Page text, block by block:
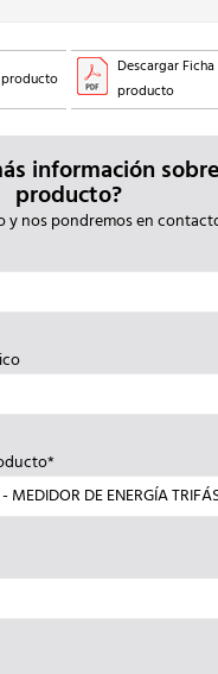
Descargar
producto
información
producto?
y nos pondremos en